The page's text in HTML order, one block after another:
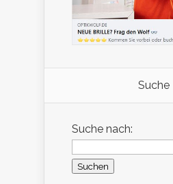
Suche
Suche nach: